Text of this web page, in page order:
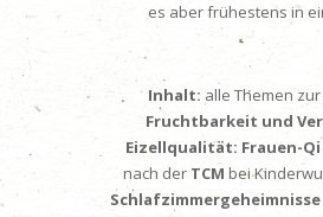
es aber frühestens in
Inhalt: alle Themen zur
Fruchtbarkeit und
Eizellqualität: Frauen-
nach der TCM bei
Schlafzimmergeheimnisse